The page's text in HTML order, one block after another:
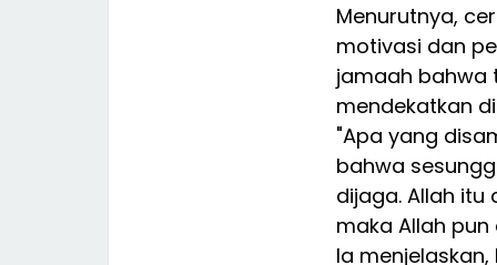
Menurutnya,
motivasi dan
jamaah bahwa
mendekatkan
"Apa yang
bahwa
dijaga. Allah itu
maka Allah
Ia